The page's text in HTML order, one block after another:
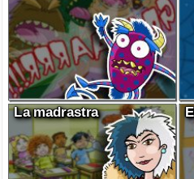
La madrastra